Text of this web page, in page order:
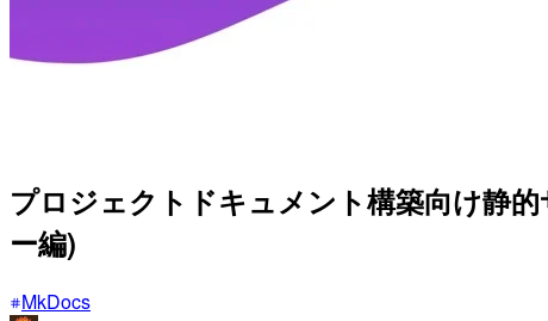
プロジェクトドキュメント構築向け静
ー編)
MkDocs